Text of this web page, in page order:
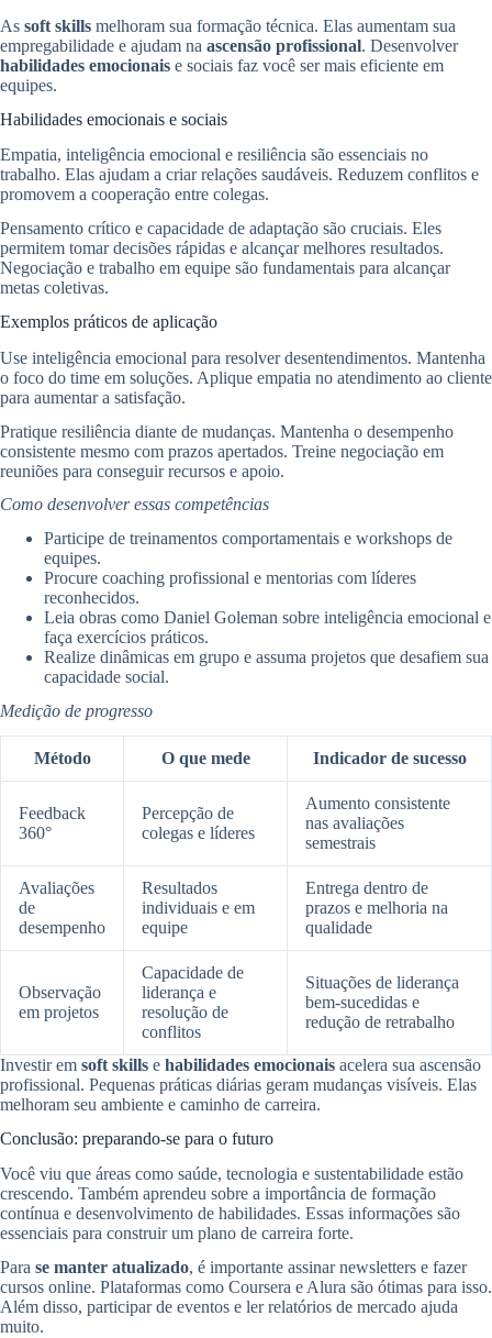
As soft skills melhoram sua formação técnica. Elas aumentam sua
empregabilidade e ajudam na ascensão profissional. Desenvolver
habilidades emocionais e sociais faz você ser mais eficiente em
equipes.
Habilidades emocionais e sociais
Empatia, inteligência emocional e resiliência são essenciais no
trabalho. Elas ajudam a criar relações saudáveis. Reduzem conflitos e
promovem a cooperação entre colegas.
Pensamento crítico e capacidade de adaptação são cruciais. Eles
permitem tomar decisões rápidas e alcançar melhores resultados.
Negociação e trabalho em equipe são fundamentais para alcançar
metas coletivas.
Exemplos práticos de aplicação
Use inteligência emocional para resolver desentendimentos. Mantenha
o foco do time em soluções. Aplique empatia no atendimento ao cliente
para aumentar a satisfação.
Pratique resiliência diante de mudanças. Mantenha o desempenho
consistente mesmo com prazos apertados. Treine negociação em
reuniões para conseguir recursos e apoio.
Como desenvolver essas competências
Participe de treinamentos comportamentais e workshops de
equipes.
Procure coaching profissional e mentorias com líderes
reconhecidos.
Leia obras como Daniel Goleman sobre inteligência emocional e
faça exercícios práticos.
Realize dinâmicas em grupo e assuma projetos que desafiem sua
capacidade social.
Medição de progresso
Método O que mede Indicador de sucesso
Feedback
360°
Percepção de
colegas e líderes
Aumento consistente
nas avaliações
semestrais
Avaliações
de
desempenho
Resultados
individuais e em
equipe
Entrega dentro de
prazos e melhoria na
qualidade
Observação
em projetos
Capacidade de
liderança e
resolução de
conflitos
Situações de liderança
bem-sucedidas e
redução de retrabalho
Investir em soft skills e habilidades emocionais acelera sua ascensão
profissional. Pequenas práticas diárias geram mudanças visíveis. Elas
melhoram seu ambiente e caminho de carreira.
Conclusão: preparando-se para o futuro
Você viu que áreas como saúde, tecnologia e sustentabilidade estão
crescendo. Também aprendeu sobre a importância de formação
contínua e desenvolvimento de habilidades. Essas informações são
essenciais para construir um plano de carreira forte.
Para se manter atualizado, é importante assinar newsletters e fazer
cursos online. Plataformas como Coursera e Alura são ótimas para isso.
Além disso, participar de eventos e ler relatórios de mercado ajuda
muito.